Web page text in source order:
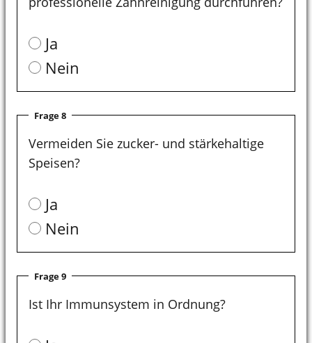
Ja
Nein
Frage 8
Vermeiden Sie zucker- und stärkehaltige
Speisen?
Ja
Nein
Frage 9
Ist Ihr Immunsystem in Ordnung?